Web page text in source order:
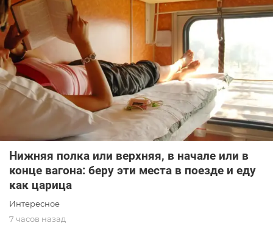
Нижняя полка или верхняя, в начале или в
конце вагона: беру эти места в поезде и еду
как царица
Интересное
7 часов назад